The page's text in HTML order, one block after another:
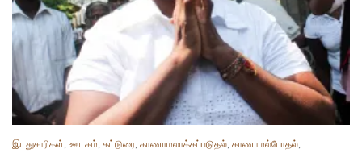
இடதுசாரிகள், ஊடகம், கட்டுரை, காணாமலாக்கப்படுதல், காணாமல்போதல்,